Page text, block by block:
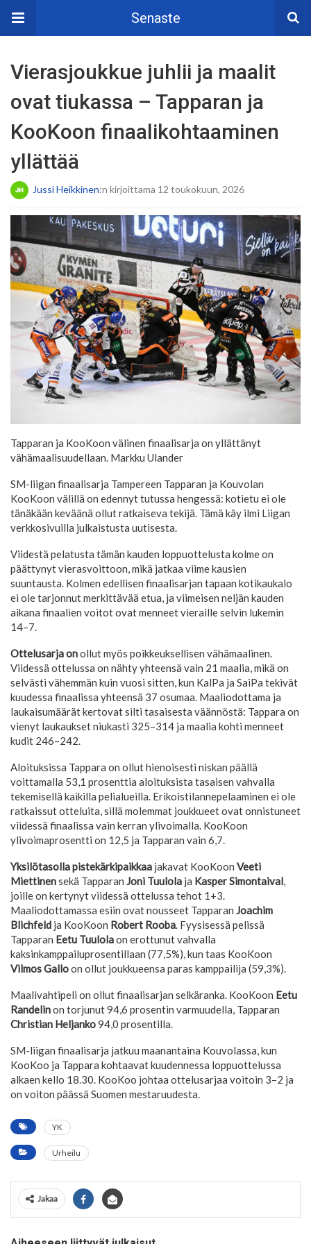
Senaste
Vierasjoukkue juhlii ja maalit
ovat tiukassa – Tapparan ja
KooKoon finaalikohtaaminen
yllättää
Jussi Heikkinen:n kirjoittama 12 toukokuun, 2026
Tapparan ja KooKoon välinen finaalisarja on yllättänyt
vähämaalisuudellaan. Markku Ulander
SM-liigan finaalisarja Tampereen Tapparan ja Kouvolan
KooKoon välillä on edennyt tutussa hengessä: kotietu ei ole
tänäkään keväänä ollut ratkaiseva tekijä. Tämä käy ilmi Liigan
verkkosivuilla julkaistusta uutisesta.
Viidestä pelatusta tämän kauden loppuottelusta kolme on
päättynyt vierasvoittoon, mikä jatkaa viime kausien
suuntausta. Kolmen edellisen finaalisarjan tapaan kotikaukalo
ei ole tarjonnut merkittävää etua, ja viimeisen neljän kauden
aikana finaalien voitot ovat menneet vieraille selvin lukemin
14–7.
Ottelusarja onollut myös poikkeuksellisen vähämaalinen.
Viidessä ottelussa on nähty yhteensä vain 21 maalia, mikä on
selvästi vähemmän kuin vuosi sitten, kun KalPa ja SaiPa tekivät
kuudessa finaalissa yhteensä 37 osumaa. Maaliodottama ja
laukaisumäärät kertovat silti tasaisesta väännöstä: Tappara on
vienyt laukaukset niukasti 325–314 ja maalia kohti menneet
kudit 246–242.
Aloituksissa Tappara on ollut hienoisesti niskan päällä
voittamalla 53,1 prosenttia aloituksista tasaisen vahvalla
tekemisellä kaikilla pelialueilla. Erikoistilannepelaaminen ei ole
ratkaissut otteluita, sillä molemmat joukkueet ovat onnistuneet
viidessä finaalissa vain kerran ylivoimalla. KooKoon
ylivoimaprosentti on 12,5 ja Tapparan vain 6,7.
Yksilötasolla pistekärkipaikkaa jakavat KooKoon Veeti
Miettinensekä Tapparan Joni Tuulola ja Kasper Simontaival,
joille on kertynyt viidessä ottelussa tehot 1+3.
Maaliodottamassa esiin ovat nousseet Tapparan Joachim
Blichfeld ja KooKoon Robert Rooba. Fyysisessä pelissä
Tapparan Eetu Tuulolaon erottunut vahvalla
kaksinkamppailuprosentillaan (77,5%), kun taas KooKoon
Vilmos Galloon ollut joukkueensa paras kamppailija (59,3%).
Maalivahtipeli on ollut finaalisarjan selkäranka. KooKoon Eetu
Randelinon torjunut 94,6 prosentin varmuudella, Tapparan
Christian Heljanko94,0 prosentilla.
SM-liigan finaalisarja jatkuu maanantaina Kouvolassa, kun
KooKoo ja Tappara kohtaavat kuudennessa loppuottelussa
alkaen kello 18.30. KooKoo johtaa ottelusarjaa voitoin 3–2 ja
on voiton päässä Suomen mestaruudesta.
YK
Urheilu
Jakaa